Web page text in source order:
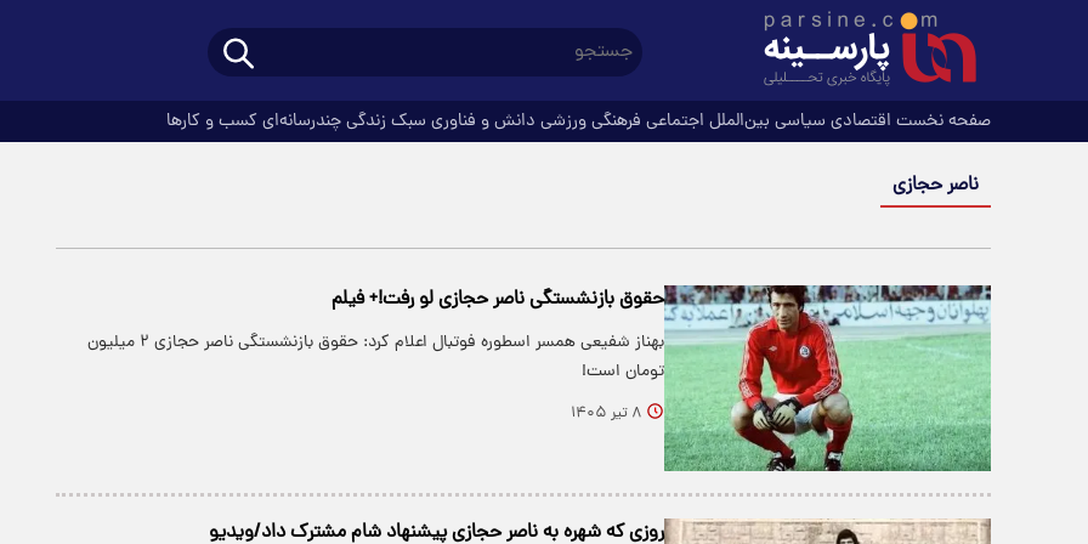
صفحه نخست اقتصادی سیاسی بین‌الملل اجتماعی فرهنگیورزشی دانش و فناوری سبک زندگیچندرسانه‌ای کسب و کارها
ناصر حجازی
حقوق بازنشستگی ناصر حجازی لو رفت!+ فیلم
بهناز شفیعی همسر اسطوره فوتبال اعلام کرد: حقوق بازنشستگی ناصر حجازی ۲ میلیون
تومان است!
۸ تیر ۱۴۰۵
روزی که شهره به ناصر حجازی پیشنهاد شام مشترک داد/ویدیو